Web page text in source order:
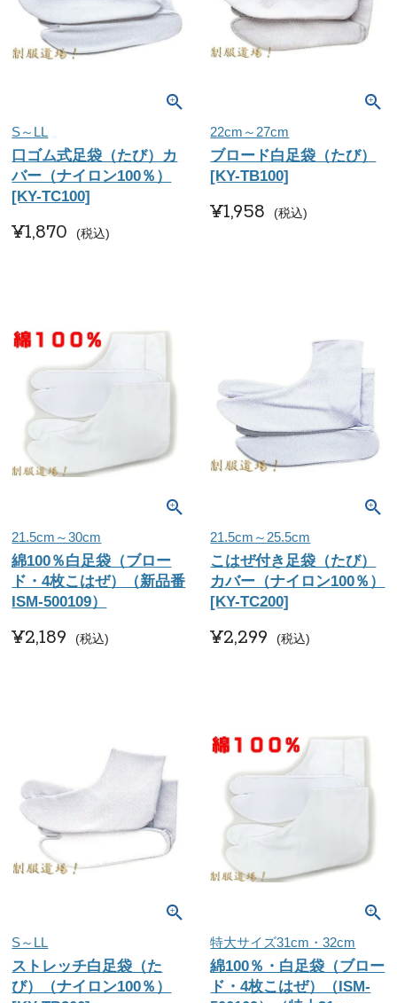
S～LL
口ゴム式足袋（たび）カ
バー（ナイロン100％）
[KY-TC100]
¥1,870 税込
22cm～27cm
ブロード白足袋（たび）
[KY-TB100]
¥1,958 税込
21.5cm～30cm
綿100％白足袋（ブロー
ド・4枚こはぜ）（新品番
ISM-500109）
¥2,189 税込
21.5cm～25.5cm
こはぜ付き足袋（たび）
カバー（ナイロン100％）
[KY-TC200]
¥2,299 税込
S～LL
ストレッチ白足袋（た
び）（ナイロン100％）
特大サイズ31cm・32cm
綿100％・白足袋（ブロー
ド・4枚こはぜ）（ISM-